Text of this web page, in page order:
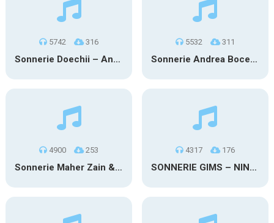
5742 316
Sonnerie Doechii – Anxiety
5532 311
Sonnerie Andrea Bocelli – Je Vis Pour Elle with Kendji Girac
4900 253
Sonnerie Maher Zain & Harris J – Qalbi Fil Madinah
4317 176
SONNERIE GIMS – NINAO 🇬🇪